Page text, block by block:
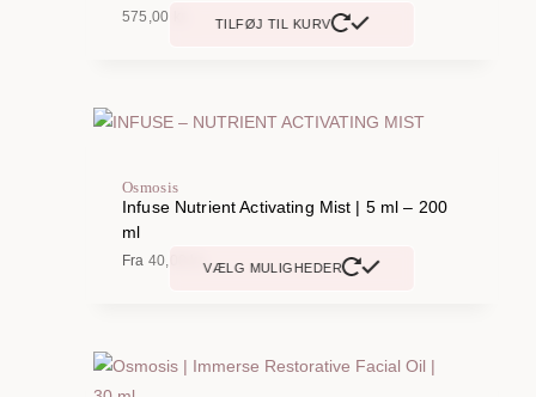
575,00 TILFØJ TIL KURV
Osmosis
Infuse Nutrient Activating Mist | 5 ml – 200
ml
Fra 40,00 kr.VÆLG MULIGHEDER
flere